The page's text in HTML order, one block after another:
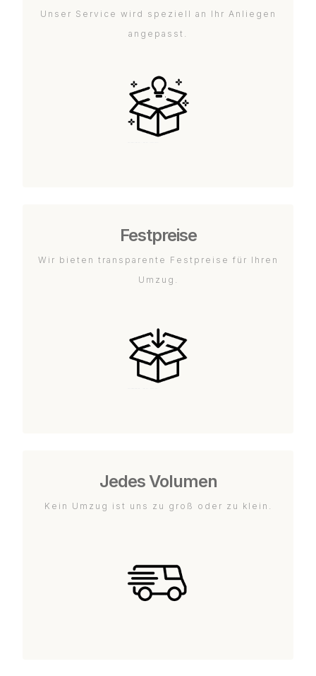
Unser Service wird speziell an Ihr Anliegen
angepasst.
Festpreise
Wir bieten transparente Festpreise für Ihren
Umzug.
Jedes Volumen
Kein Umzug ist uns zu groß oder zu klein.